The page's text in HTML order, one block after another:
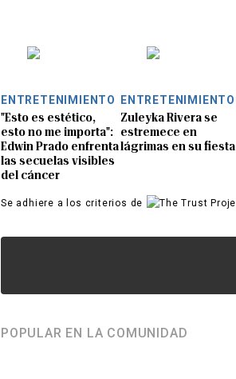
ENTRETENIMIENTO
"Esto es estético,
esto no me importa":
Edwin Prado enfrenta
las secuelas visibles
del cáncer
ENTRETENIMIENTO
Zuleyka Rivera se
estremece en
lágrimas en su fiesta
Se adhiere a los criterios de
POPULAR EN LA COMUNIDAD